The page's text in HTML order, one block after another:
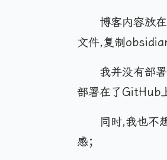
博客内容放
文件,复制
我并没有部
部署在了GitHub
同时,我也不
感；